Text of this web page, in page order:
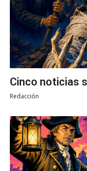
Cinco noticias
Redacción